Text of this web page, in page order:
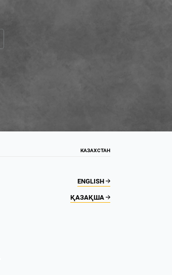
КАЗАХСТАН
ENGLISH
ҚАЗАҚША